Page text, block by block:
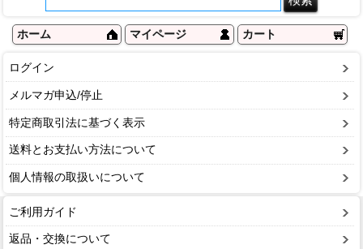
ホーム マイページ カート
ログイン
メルマガ申込/停止
特定商取引法に基づく表示
送料とお支払い方法について
個人情報の取扱いについて
ご利用ガイド
返品・交換について